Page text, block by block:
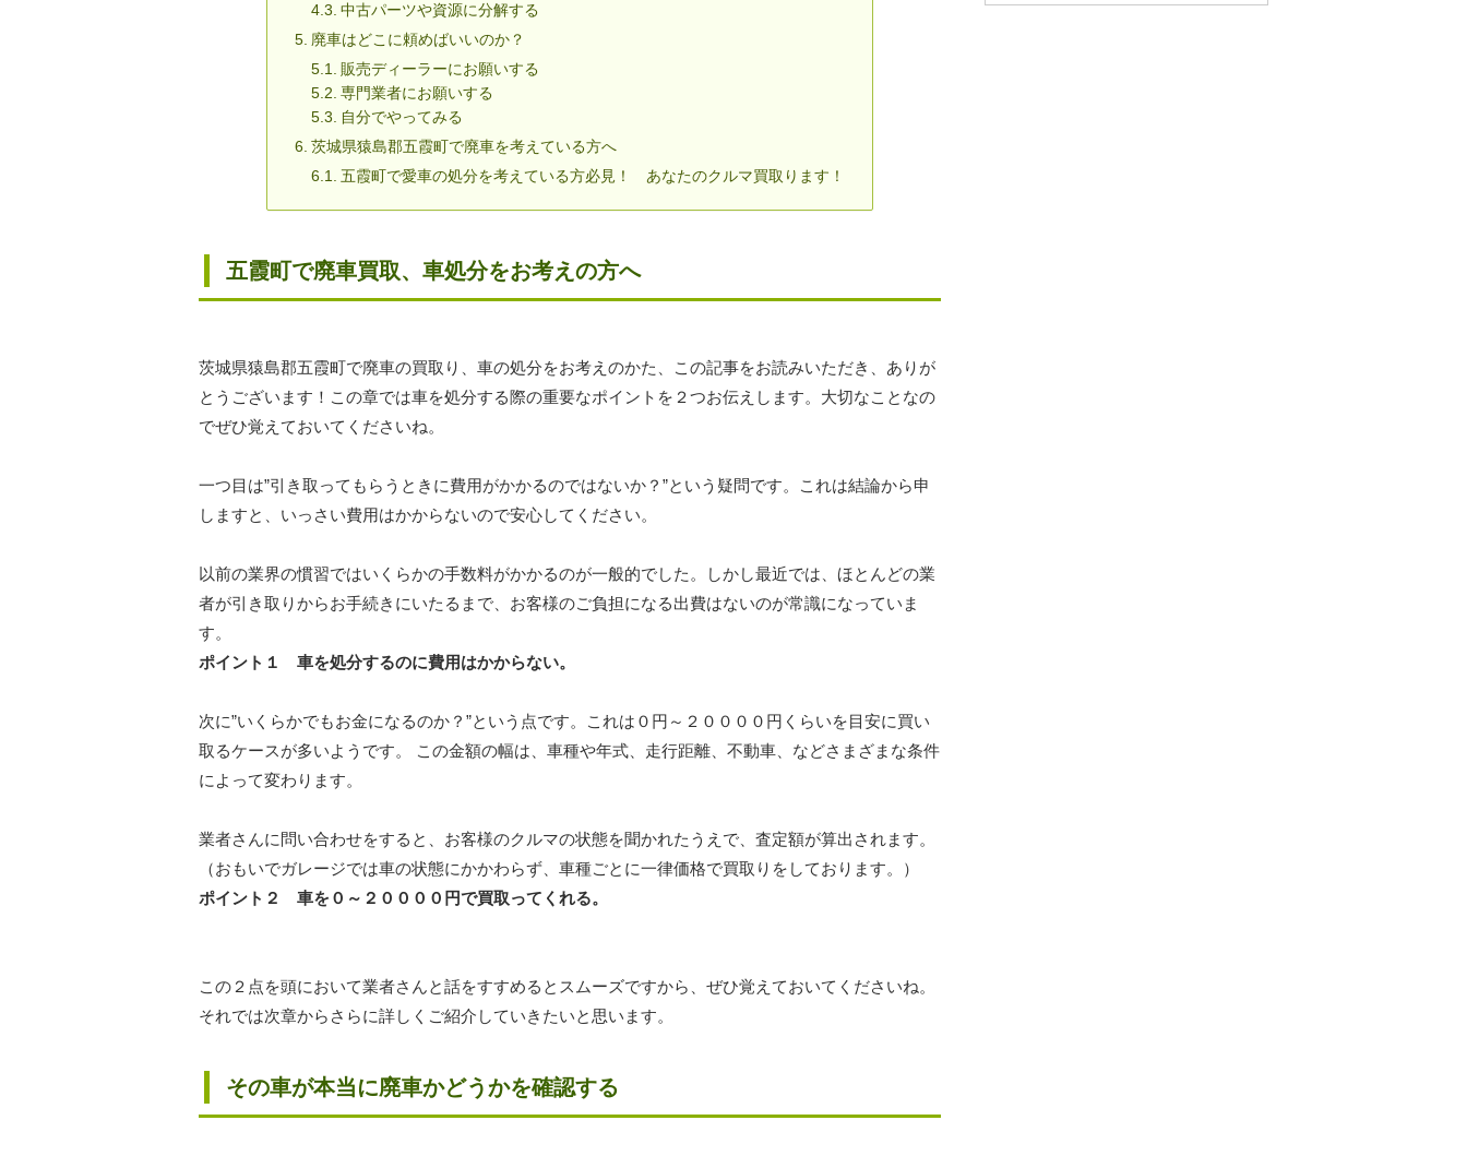
中古パーツや資源に分解する
廃車はどこに頼めばいいのか？
販売ディーラーにお願いする
専門業者にお願いする
自分でやってみる
茨城県猿島郡五霞町で廃車を考えている方へ
五霞町で愛車の処分を考えている方必見！ あなたのクルマ買取ります！
五霞町で廃車買取、車処分をお考えの方へ
茨城県猿島郡五霞町で廃車の買取り、車の処分をお考えのかた、この記事をお読みいただき、ありが
とうございます！この章では車を処分する際の重要なポイントを２つお伝えします。大切なことなの
でぜひ覚えておいてくださいね。
一つ目は”引き取ってもらうときに費用がかかるのではないか？”という疑問です。これは結論から申
しますと、いっさい費用はかからないので安心してください。
以前の業界の慣習ではいくらかの手数料がかかるのが一般的でした。しかし最近では、ほとんどの業
者が引き取りからお手続きにいたるまで、お客様のご負担になる出費はないのが常識になっていま
す。
ポイント１ 車を処分するのに費用はかからない。
次に”いくらかでもお金になるのか？”という点です。これは０円～２００００円くらいを目安に買い
取るケースが多いようです。 この金額の幅は、車種や年式、走行距離、不動車、などさまざまな条件
によって変わります。
業者さんに問い合わせをすると、お客様のクルマの状態を聞かれたうえで、査定額が算出されます。
（おもいでガレージでは車の状態にかかわらず、車種ごとに一律価格で買取りをしております。）
ポイント２ 車を０～２００００円で買取ってくれる。
この２点を頭において業者さんと話をすすめるとスムーズですから、ぜひ覚えておいてくださいね。
それでは次章からさらに詳しくご紹介していきたいと思います。
その車が本当に廃車かどうかを確認する